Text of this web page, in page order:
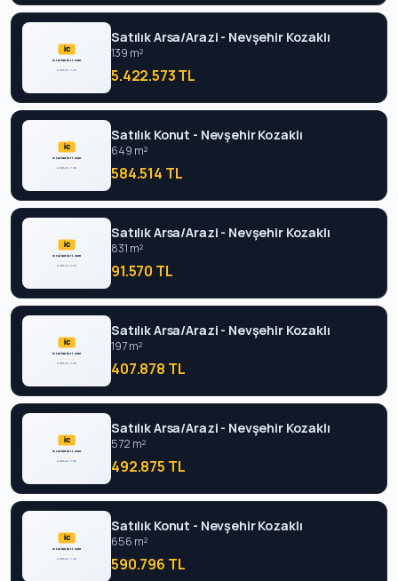
Satılık Arsa/Arazi - Nevşehir Kozaklı
139 m²
5.422.573 TL
Satılık Konut - Nevşehir Kozaklı
649 m²
584.514 TL
Satılık Arsa/Arazi - Nevşehir Kozaklı
831 m²
91.570 TL
Satılık Arsa/Arazi - Nevşehir Kozaklı
197 m²
407.878 TL
Satılık Arsa/Arazi - Nevşehir Kozaklı
572 m²
492.875 TL
Satılık Konut - Nevşehir Kozaklı
656 m²
590.796 TL